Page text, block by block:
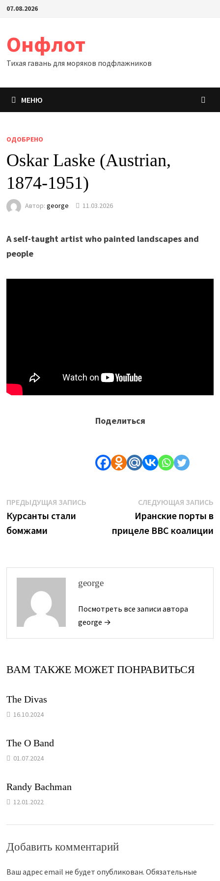
Перейти
07.08.2026
Онфлот
Тихая гавань для моряков подфлажников
МЕНЮ
ОДОБРЕНО
Oskar Laske (Austrian,
1874-1951)
Автор: george 11.03.2026
A self-taught artist who painted landscapes and
people
Поделиться
Навигация
по
ПРЕДЫДУЩАЯ ЗАПИСЬПредыдущая
Курсанты стали
бомжами
СЛЕДУЮЩАЯ ЗАПИСЬ
Иранские порты в
прицеле ВВС коалиции
george
Посмотреть все записи автора
george →
ВАМ ТАКЖЕ МОЖЕТ ПОНРАВИТЬСЯ
The Divas
16.10.2024
The O Band
01.07.2024
Randy Bachman
12.01.2022
Добавить комментарий
Ваш адрес email не будет опубликован. Обязательные